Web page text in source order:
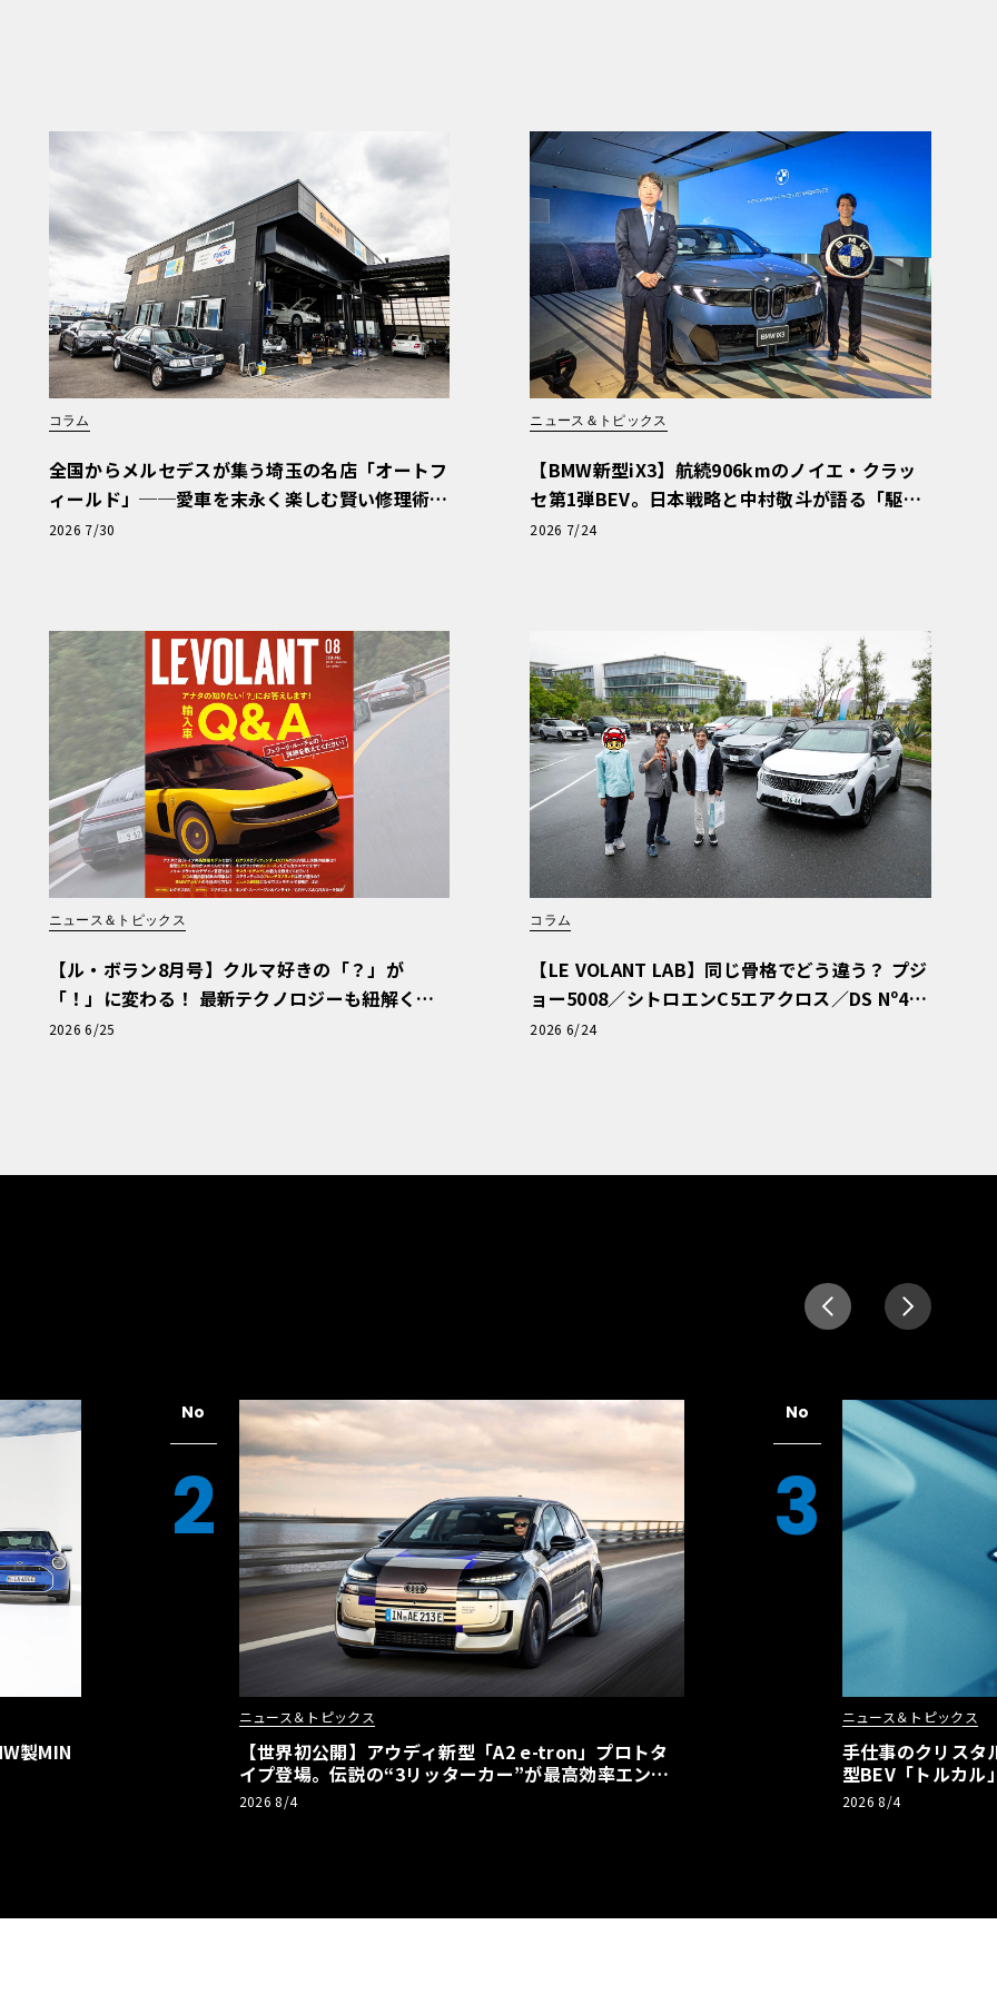
コラム
全国からメルセデスが集う埼玉の名店「オートフ
ィールド」──愛車を末永く楽しむ賢い修理術
と、プロがフックス製オイルを選ぶ理由〈PR〉
2026 7/30
ニュース＆トピックス
【BMW新型iX3】航続906kmのノイエ・クラッ
セ第1弾BEV。日本戦略と中村敬斗が語る「駆け
ぬける歓び」
2026 7/24
ニュース＆トピックス
【ル・ボラン8月号】クルマ好きの「？」が
「！」に変わる！ 最新テクノロジーも紐解く
「輸入車Q&A」
2026 6/25
コラム
【LE VOLANT LAB】同じ骨格でどう違う？ プジ
ョー5008／シトロエンC5エアクロス／DS Nº4
読者一気乗りレポート
2026 6/24
製MIN
No
2
ニュース＆トピックス
【世界初公開】アウディ新型「A2 e-tron」プロトタ
イプ登場。伝説の“3リッターカー”が最高効率エント
リーBEVとして復活【画像38枚】
2026 8/4
No
3
ニュース＆トピックス
手仕事のクリスタ
型BEV「トルカル
2026 8/4